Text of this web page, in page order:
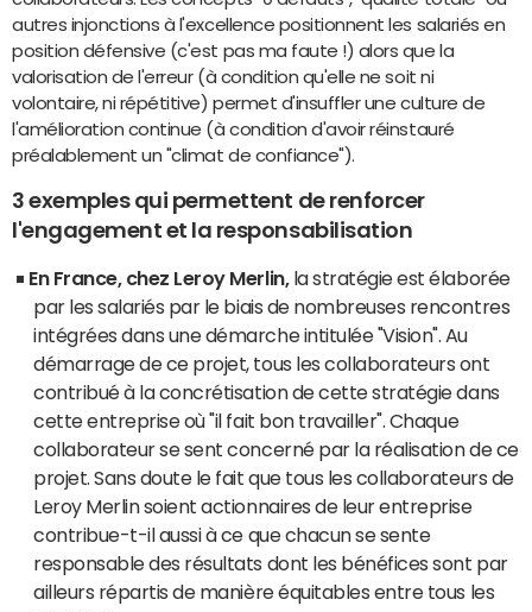
autres injonctions à l'excellence positionnent les salariés en
position défensive (c'est pas ma faute !) alors que la
valorisation de l'erreur (à condition qu'elle ne soit ni
volontaire, ni répétitive) permet d'insuffler une culture de
l'amélioration continue (à condition d'avoir réinstauré
préalablement un "climat de confiance").
3 exemples qui permettent de renforcer
l'engagement et la responsabilisation
En France, chez Leroy Merlin,
la stratégie est élaborée
par les salariés par le biais de nombreuses rencontres
intégrées dans une démarche intitulée "Vision". Au
démarrage de ce projet, tous les collaborateurs ont
contribué à la concrétisation de cette stratégie dans
cette entreprise où "il fait bon travailler". Chaque
collaborateur se sent concerné par la réalisation de ce
projet. Sans doute le fait que tous les collaborateurs de
Leroy Merlin soient actionnaires de leur entreprise
contribue-t-il aussi à ce que chacun se sente
responsable des résultats dont les bénéfices sont par
ailleurs répartis de manière équitables entre tous les